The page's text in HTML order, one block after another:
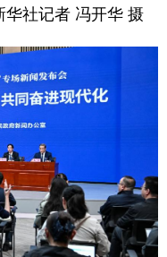
华社记者 冯开华 摄